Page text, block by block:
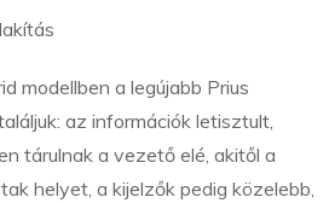
modellben a legújabb Prius
az információk letisztult,
tárulnak a vezető elé, akitől a
helyet, a kijelzők pedig közelebb,